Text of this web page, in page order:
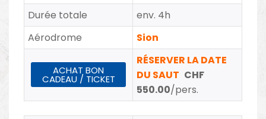
Durée totale
env. 4h
Aérodrome
Sion
ACHAT BON
CADEAU / TICKET
RÉSERVER LA DATE
DU SAUT CHF
550.00/pers.